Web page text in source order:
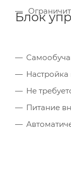
Блок
Не
Питание